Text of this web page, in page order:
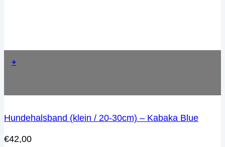
+
Hundehalsband (klein / 20-30cm) – Kabaka Blue
€42,00